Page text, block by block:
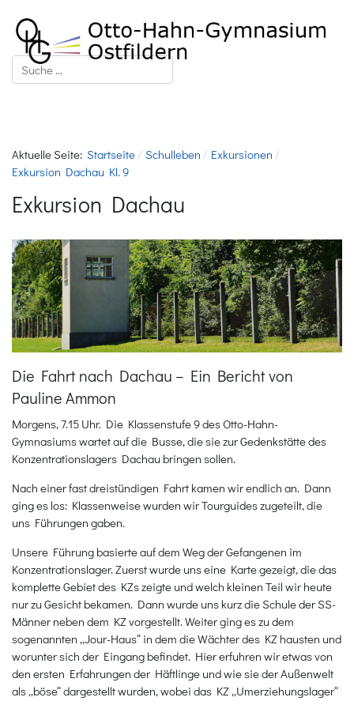
Suchen
Aktuelle Seite: Startseite Schulleben
Exkursionen
Exkursion Dachau Kl. 9
Exkursion Dachau
Die Fahrt nach Dachau – Ein Bericht von
Pauline Ammon
Morgens, 7.15 Uhr. Die Klassenstufe 9 des Otto-Hahn-
Gymnasiums wartet auf die Busse, die sie zur Gedenkstätte des
Konzentrationslagers Dachau bringen sollen.
Nach einer fast dreistündigen Fahrt kamen wir endlich an. Dann
ging es los: Klassenweise wurden wir Tourguides zugeteilt, die
uns Führungen gaben.
Unsere Führung basierte auf dem Weg der Gefangenen im
Konzentrationslager. Zuerst wurde uns eine Karte gezeigt, die das
komplette Gebiet des KZs zeigte und welch kleinen Teil wir heute
nur zu Gesicht bekamen. Dann wurde uns kurz die Schule der SS-
Männer neben dem KZ vorgestellt. Weiter ging es zu dem
sogenannten „Jour-Haus“ in dem die Wächter des KZ hausten und
worunter sich der Eingang befindet. Hier erfuhren wir etwas von
den ersten Erfahrungen der Häftlinge und wie sie der Außenwelt
als „böse“ dargestellt wurden, wobei das KZ „Umerziehungslager“